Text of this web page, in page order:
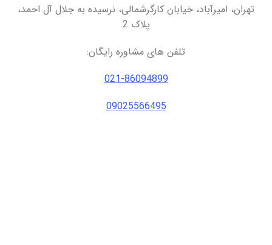
تهران، امیرآباد، خیابان کارگرشمالی، نرسیده به جلال آل احمد،
پلاک 2
تلفن های مشاوره رایگان:
021-86094899
09025566495